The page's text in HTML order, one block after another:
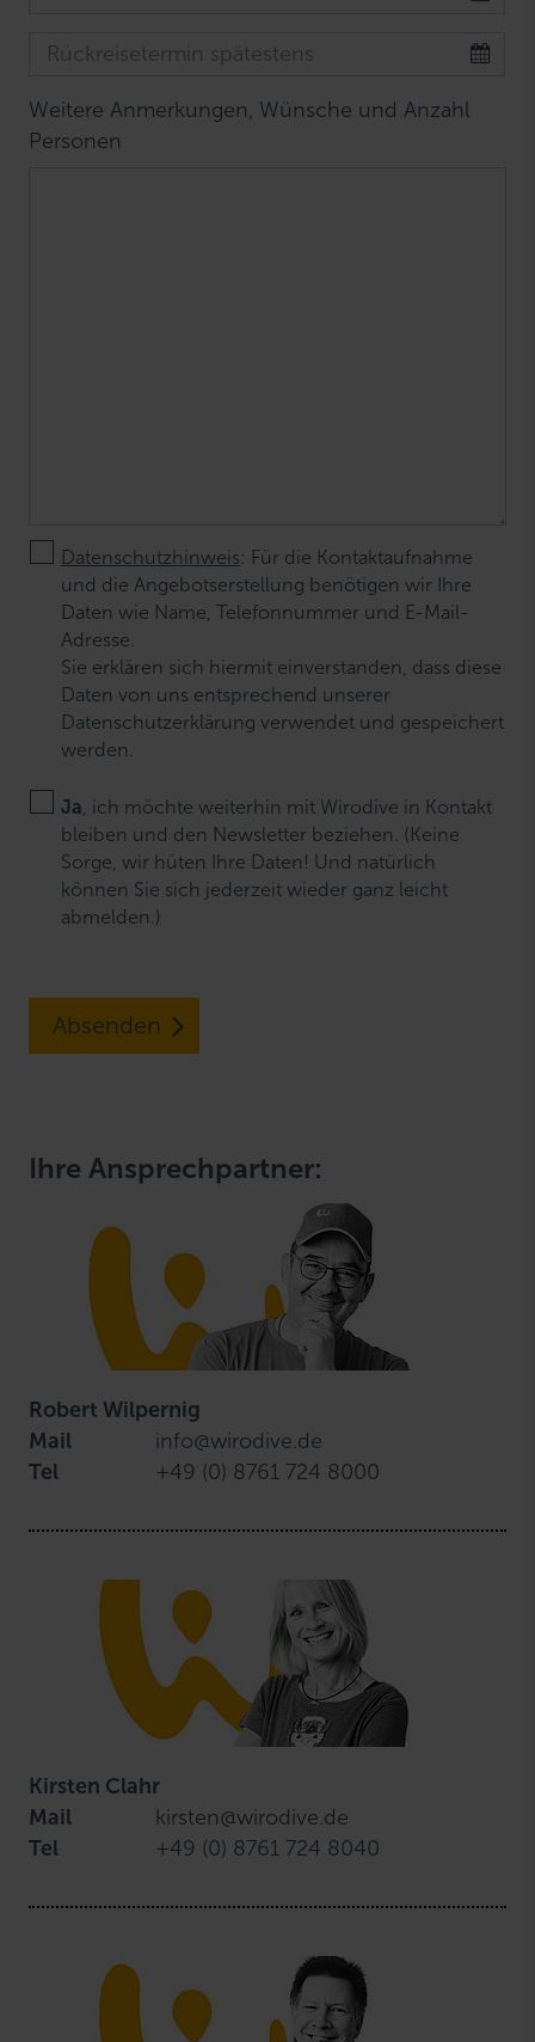
Weitere Anmerkungen, Wünsche und Anzahl
Personen
Datenschutzhinweis: Für die Kontaktaufnahme
und die Angebotserstellung benötigen wir Ihre
Daten wie Name, Telefonnummer und E-Mail-
Adresse.
Sie erklären sich hiermit einverstanden, dass diese
Daten von uns entsprechend unserer
Datenschutzerklärung verwendet und gespeichert
werden.
Ja , ich möchte weiterhin mit Wirodive in Kontakt
bleiben und den Newsletter beziehen. (Keine
Sorge, wir hüten Ihre Daten! Und natürlich
können Sie sich jederzeit wieder ganz leicht
abmelden.)
Absenden
Ihre Ansprechpartner:
Robert Wilpernig
Mail
info@wirodive.de
Tel
+49 (0) 8761 724 8000
Kirsten Clahr
Mail
kirsten@wirodive.de
Tel
+49 (0) 8761 724 8040